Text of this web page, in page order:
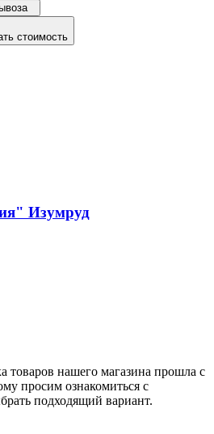
стоимость
Изумруд
товаров нашего магазина прошла с
просим ознакомиться с
подходящий вариант.